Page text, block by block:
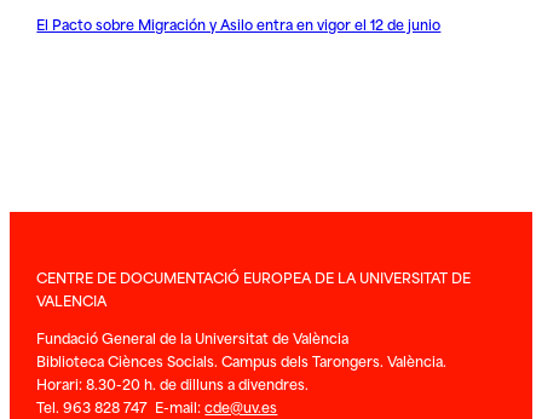
El Pacto sobre Migración y Asilo entra en vigor el 12 de junio
CENTRE DE DOCUMENTACIÓ EUROPEA DE LA UNIVERSITAT DE
VALENCIA
Fundació General de la Universitat de València
Biblioteca Ciènces Socials. Campus dels Tarongers. València.
Horari: 8.30-20 h. de dilluns a divendres.
Tel. 963 828 747 E-mail:cde@uv.es